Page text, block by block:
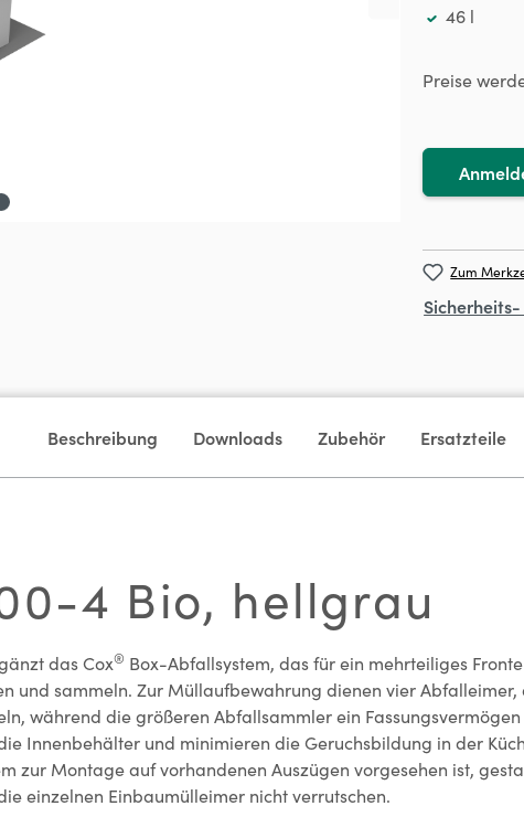
46 l
Preise
Zum
Beschreibung Downloads Zubehör Ersatzteile
4 Bio, hellgrau
das Cox® Box-Abfallsystem, das für ein mehrteiliges
und sammeln. Zur Müllaufbewahrung dienen vier
während die größeren Abfallsammler ein
Innenbehälter und minimieren die Geruchsbildung in der
zur Montage auf vorhandenen Auszügen vorgesehen ist,
einzelnen Einbaumülleimer nicht verrutschen.